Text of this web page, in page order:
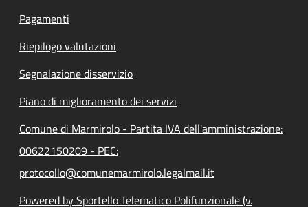
Pagamenti
Riepilogo valutazioni
Segnalazione disservizio
Piano di miglioramento dei servizi
Comune di Marmirolo - Partita IVA dell'amministrazione:
00622150209 - PEC:
protocollo@comunemarmirolo.legalmail.it
Powered by Sportello Telematico Polifunzionale (v.